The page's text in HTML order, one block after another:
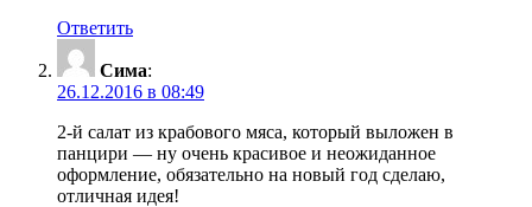
Ответить
Сима:
26.12.2016 в 08:49
2-й салат из крабового мяса, который выложен в
панцири — ну очень красивое и неожиданное
оформление, обязательно на новый год сделаю,
отличная идея!